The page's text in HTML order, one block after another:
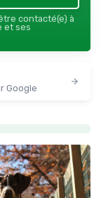
contacté(e) à
et ses
Google